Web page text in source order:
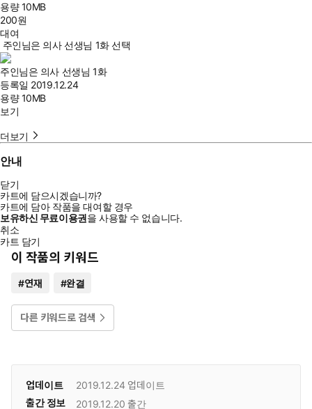
용량10MB
200원
대여
주인님은 의사 선생님 1화 선택
주인님은 의사 선생님 1화
등록일 2019.12.24
용량10MB
보기
더보기
안내
닫기
카트에 담으시겠습니까?
카트에 담아 작품을 대여할 경우
보유하신 무료이용권을 사용할 수 없습니다.
취소
카트 담기
이 작품의 키워드
#연재 #완결
다른 키워드로 검색
업데이트 2019.12.24 업데이트
출간 정보
2019.12.20 출간